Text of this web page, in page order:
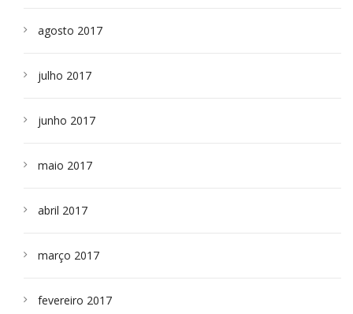
agosto 2017
julho 2017
junho 2017
maio 2017
abril 2017
março 2017
fevereiro 2017